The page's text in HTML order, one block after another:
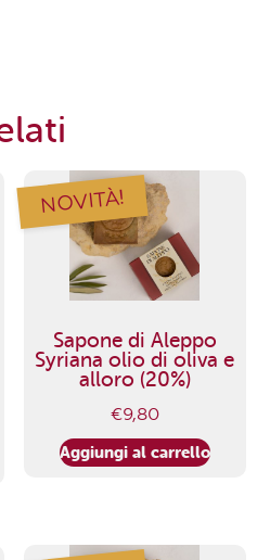
NOVITÀ!
Sapone di Aleppo
Syriana olio di oliva e
alloro (20%)
€9,80
Aggiungi al carrello